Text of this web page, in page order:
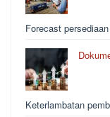
Forecast
Keterlambatan